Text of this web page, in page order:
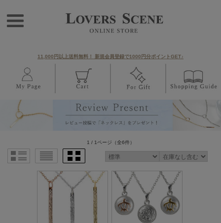
11,000円以上送料無料！ 新規会員登録で1000円分ポイントGET♪
1 / 1ページ （全6件）